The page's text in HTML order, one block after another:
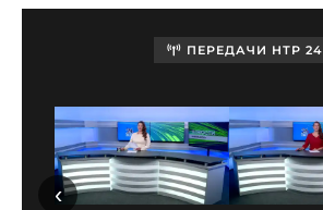
ПЕРЕДАЧИ НТР 24
‹